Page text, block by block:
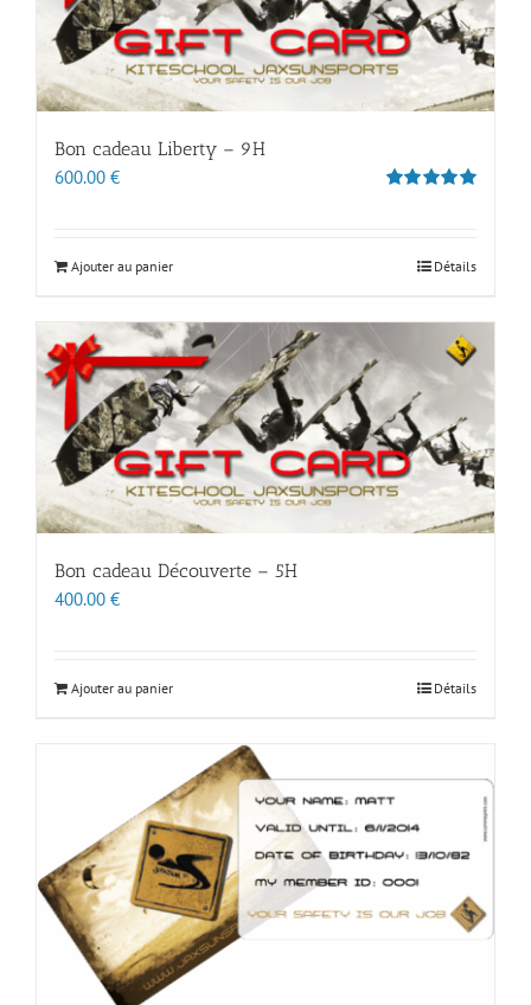
Bon cadeau Liberty – 9H
600.00 €
Ajouter au panier Détails
Bon cadeau Découverte – 5H
400.00 €
Ajouter au panier Détails